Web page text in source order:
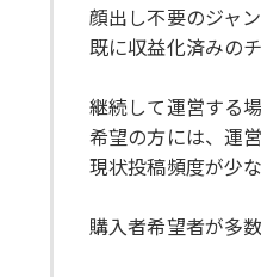
顔出し不要のジャ
既に収益化済みの
継続して運営する
希望の方には、運
現状投稿頻度が少
購入者希望者が多